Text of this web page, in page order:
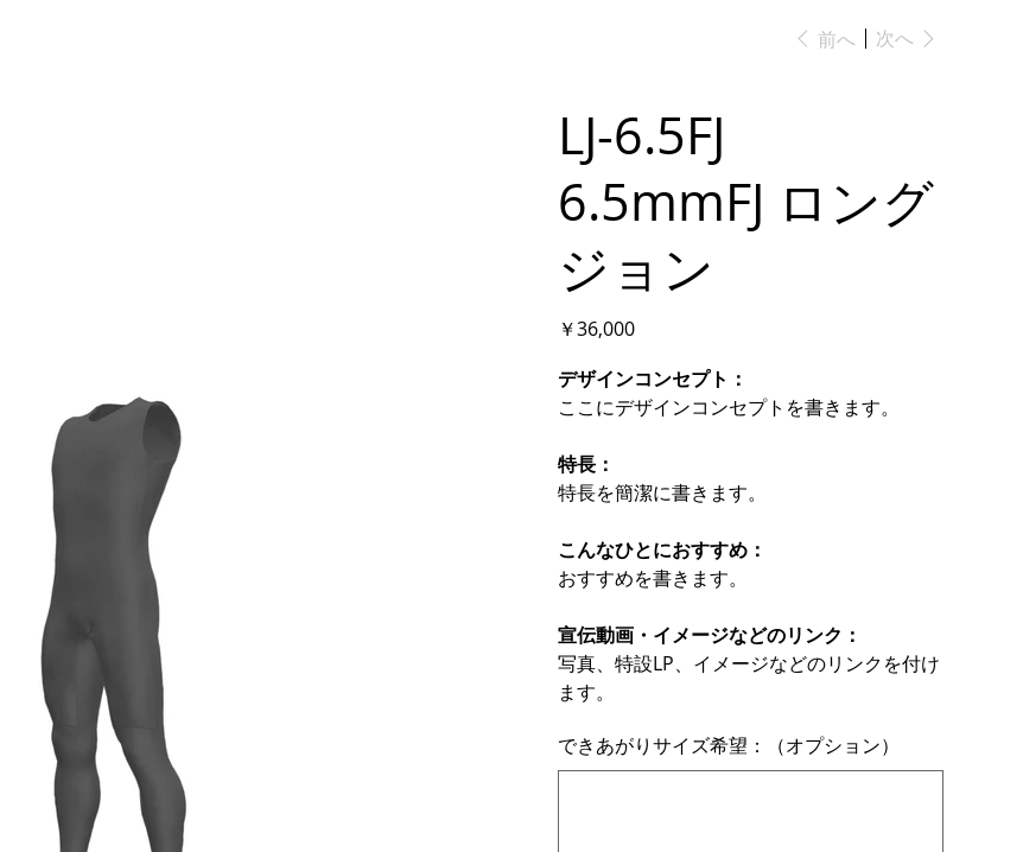
前へ 次へ
LJ-6.5FJ
6.5mmFJ ロング
ジョン
価
格
￥36,000
デザインコンセプト：
ここにデザインコンセプトを書きます。
特長：
特長を簡潔に書きます。
こんなひとにおすすめ：
おすすめを書きます。
宣伝動画・イメージなどのリンク：
写真、特設LP、イメージなどのリンクを付け
ます。
できあがりサイズ希望：（オプション）